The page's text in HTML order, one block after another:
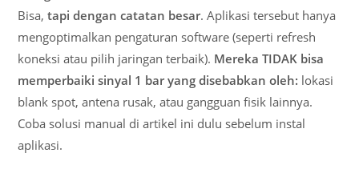
Bisa,tapi dengan catatan besar. Aplikasi tersebut hanya
mengoptimalkan pengaturan software (seperti refresh
koneksi atau pilih jaringan terbaik). Mereka TIDAK bisa
memperbaiki sinyal 1 bar yang disebabkan oleh: lokasi
blank spot, antena rusak, atau gangguan fisik lainnya.
Coba solusi manual di artikel ini dulu sebelum instal
aplikasi.